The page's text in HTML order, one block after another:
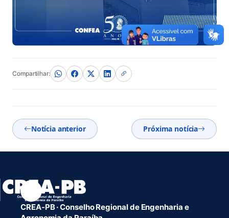
Compartilhar:
Notícia anterior Próxima notícia
CREA-PB · Conselho Regional de Engenharia e